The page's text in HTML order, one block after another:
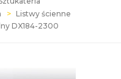
Listwy ścienne
DX184-2300